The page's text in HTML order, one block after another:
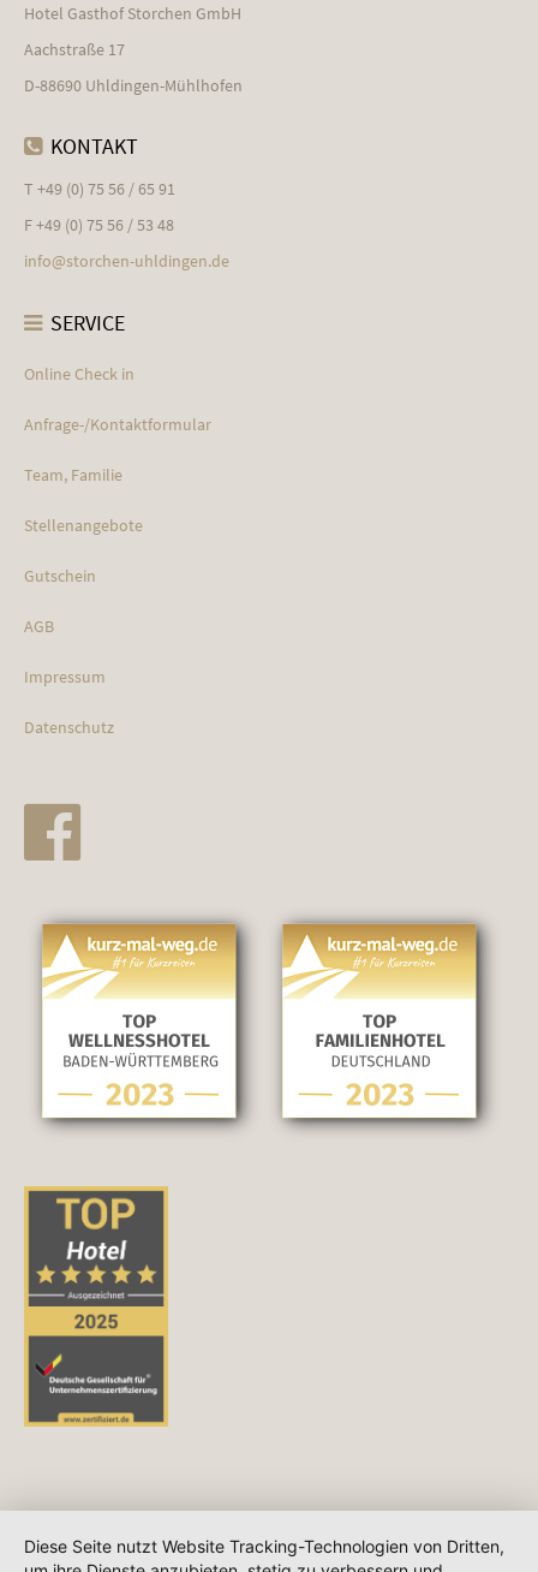
Hotel Gasthof Storchen GmbH
Aachstraße 17
D-88690 Uhldingen-Mühlhofen
KONTAKT
T +49 (0) 75 56 / 65 91
F +49 (0) 75 56 / 53 48
info@storchen-uhldingen.de
SERVICE
Online Check in
Anfrage-/Kontaktformular
Team, Familie
Stellenangebote
Gutschein
AGB
Impressum
Datenschutz
Diese Seite nutzt Website Tracking-Technologien von Dritten,